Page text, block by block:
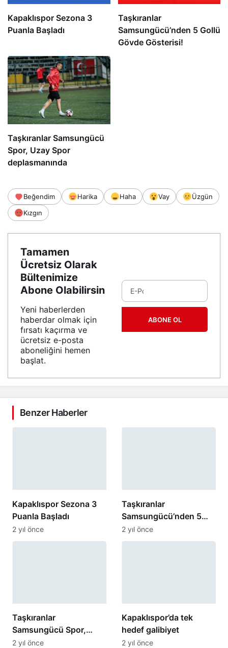
Kapaklıspor Sezona 3
Puanla Başladı
Taşkıranlar
Samsungücü’nden 5 Gollü
Gövde Gösterisi!
Taşkıranlar Samsungücü
Spor, Uzay Spor
deplasmanında
Beğendim Harika Haha Vay
Üzgün
Kızgın
Tamamen
Ücretsiz Olarak
Bültenimize
Abone Olabilirsin
Yeni haberlerden
haberdar olmak için
fırsatı kaçırma ve
ücretsiz e-posta
aboneliğini hemen
başlat.
ABONE OL
Benzer Haberler
Kapaklıspor Sezona 3
Puanla Başladı
2 yıl önce
Taşkıranlar
Samsungücü’nden 5
Gollü Gövde Gösterisi!
2 yıl önce
Taşkıranlar
Samsungücü Spor,
Uzay Spor
2 yıl önce
Kapaklıspor’da tek
hedef galibiyet
2 yıl önce